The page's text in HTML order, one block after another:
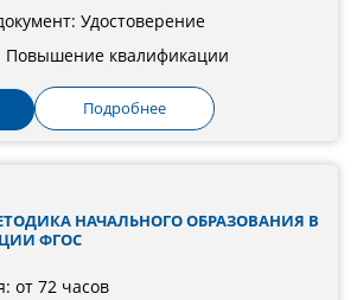
Удостоверение
Повышение квалификации
Подробнее
НАЧАЛЬНОГО ОБРАЗОВАНИЯ В
ФГОС
от 72 часов